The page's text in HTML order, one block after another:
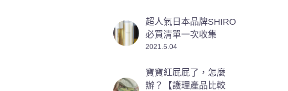
超人氣日本品牌SHIRO
必買清單一次收集
2021.5.04
寶寶紅屁屁了，怎麼
辦？【護理產品比較